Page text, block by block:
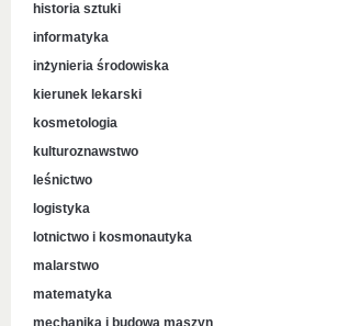
historia sztuki
informatyka
inżynieria środowiska
kierunek lekarski
kosmetologia
kulturoznawstwo
leśnictwo
logistyka
lotnictwo i kosmonautyka
malarstwo
matematyka
mechanika i budowa maszyn